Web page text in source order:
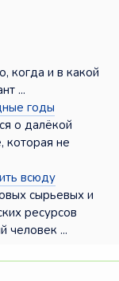
когда и в какой
...
годы
о далёкой
которая не
всюду
сырьевых и
ресурсов
человек ...